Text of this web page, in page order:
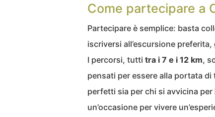
Come partecipare a
Partecipare è semplice: basta
iscriversi all’escursione preferita,
I percorsi, tutti tra i 7 e i 12 km,
pensati per essere alla portata
perfetti sia per chi si avvicina
un’occasione per vivere